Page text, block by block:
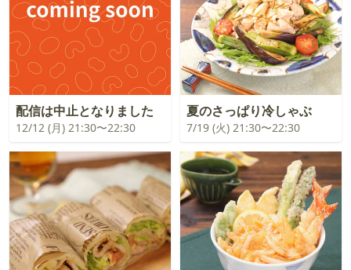
配信は中止となりました
12/12 (月) 21:30〜22:30
夏のさっぱり冷しゃぶ
7/19 (火) 21:30〜22:30